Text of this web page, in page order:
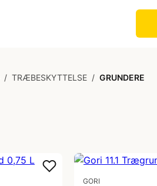
/ TRÆBESKYTTELSE / GRUNDERE
GORI